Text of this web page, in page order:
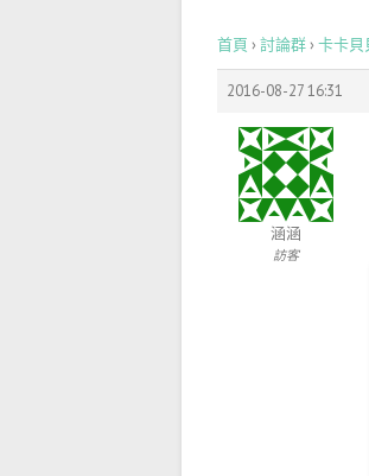
首頁 ›討論群›卡卡貝
2016-08-27 16:31
涵涵
訪客